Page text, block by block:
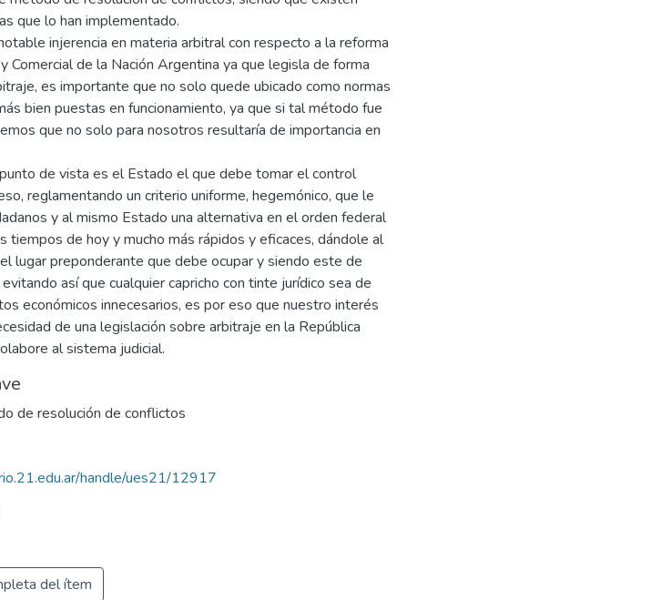
que lo han implementado.
injerencia en materia arbitral con respecto a la reforma
Comercial de la Nación Argentina ya que legisla de forma
es importante que no solo quede ubicado como normas
bien puestas en funcionamiento, ya que si tal método fue
que no solo para nosotros resultaría de importancia en
de vista es el Estado el que debe tomar el control
reglamentando un criterio uniforme, hegemónico, que le
y al mismo Estado una alternativa en el orden federal
tiempos de hoy y mucho más rápidos y eficaces, dándole al
lugar preponderante que debe ocupar y siendo este de
así que cualquier capricho con tinte jurídico sea de
económicos innecesarios, es por eso que nuestro interés
de una legislación sobre arbitraje en la República
al sistema judicial.
de resolución de conflictos
handle/ues21/12917
del ítem